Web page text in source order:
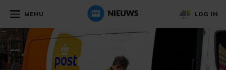
MENU LOG IN